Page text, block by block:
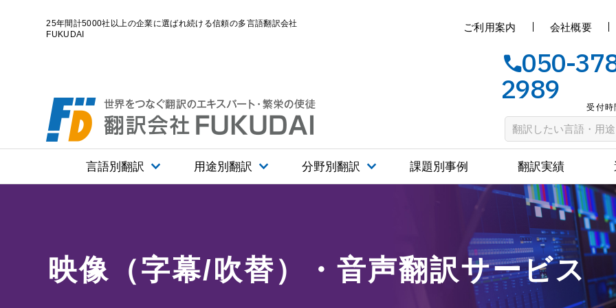
25年間計5000社以上の企業に選ばれ続ける信頼の多言語翻訳会社
FUKUDAI
ご利用案内 会社概要
050-
2989
受付
言語別翻訳 用途別翻訳 分野別翻訳 課題別事例 翻訳実績
映像（字幕/吹替）・音声翻訳サービス
翻訳サービス一覧 用途別翻訳 映像（字幕/吹替）・音声翻訳サービス・料金